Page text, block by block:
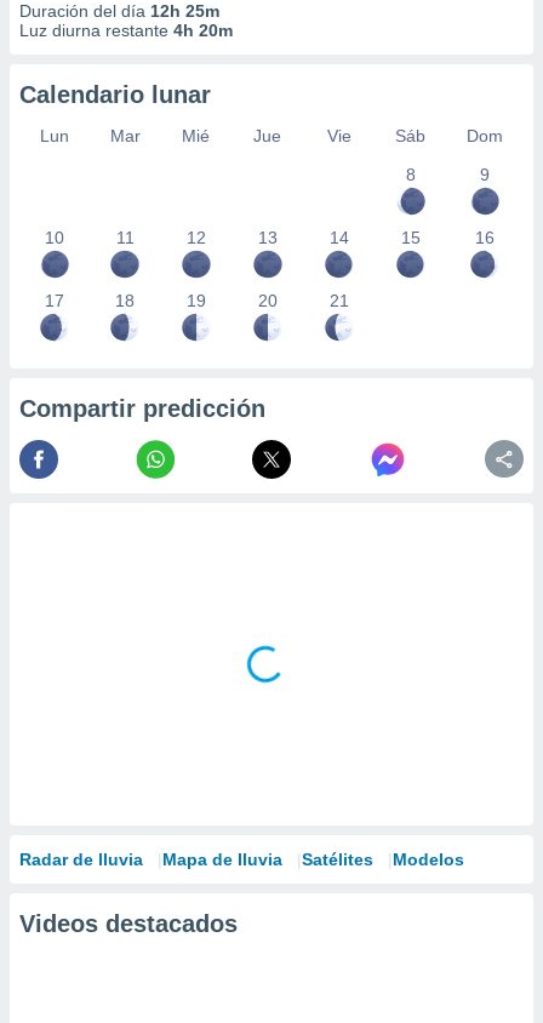
Duración del día 12h 25m
Luz diurna restante 4h 20m
Calendario lunar
Lun Mar Mié Jue Vie Sáb
Dom
8
9
10 11 12 13 14 15 16
17 18 19 20 21
Compartir predicción
Radar de lluvia Mapa de lluvia Satélites Modelos
Videos destacados